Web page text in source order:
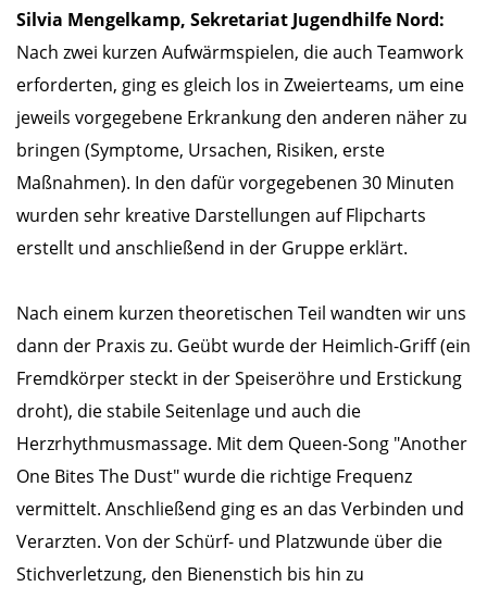
Silvia Mengelkamp, Sekretariat Jugendhilfe Nord:
Nach zwei kurzen Aufwärmspielen, die auch Teamwork
erforderten, ging es gleich los in Zweierteams, um eine
jeweils vorgegebene Erkrankung den anderen näher zu
bringen (Symptome, Ursachen, Risiken, erste
Maßnahmen). In den dafür vorgegebenen 30 Minuten
wurden sehr kreative Darstellungen auf Flipcharts
erstellt und anschließend in der Gruppe erklärt.
Nach einem kurzen theoretischen Teil wandten wir uns
dann der Praxis zu. Geübt wurde der Heimlich-Griff (ein
Fremdkörper steckt in der Speiseröhre und Erstickung
droht), die stabile Seitenlage und auch die
Herzrhythmusmassage. Mit dem Queen-Song "Another
One Bites The Dust" wurde die richtige Frequenz
vermittelt. Anschließend ging es an das Verbinden und
Verarzten. Von der Schürf- und Platzwunde über die
Stichverletzung, den Bienenstich bis hin zu